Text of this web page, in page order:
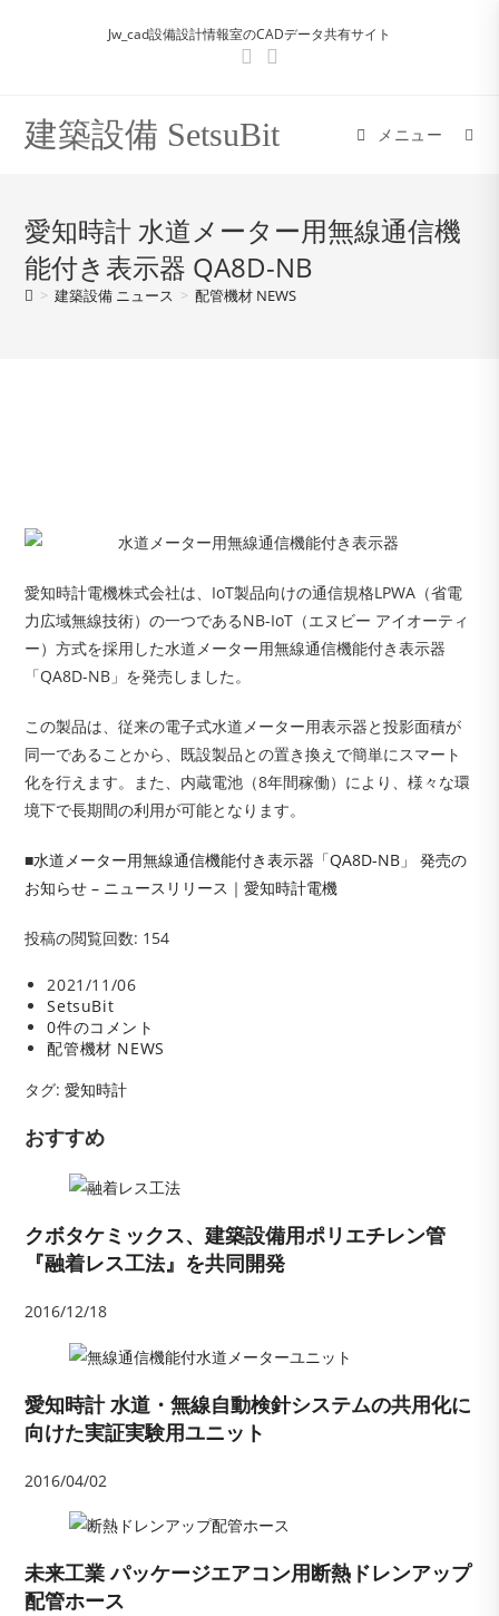
Jw_cad設備設計情報室のCADデータ共有サイト
建築設備 SetsuBit メニュー
愛知時計 水道メーター用無線通信機
能付き表示器 QA8D-NB
> 建築設備 ニュース > 配管機材 NEWS
愛知時計電機株式会社は、IoT製品向けの通信規格LPWA（省電
力広域無線技術）の一つであるNB-IoT（エヌビー アイオーティ
ー）方式を採用した水道メーター用無線通信機能付き表示器
「QA8D-NB」を発売しました。
この製品は、従来の電子式水道メーター用表示器と投影面積が
同一であることから、既設製品との置き換えで簡単にスマート
化を行えます。また、内蔵電池（8年間稼働）により、様々な環
境下で長期間の利用が可能となります。
■水道メーター用無線通信機能付き表示器「QA8D-NB」 発売の
お知らせ – ニュースリリース｜愛知時計電機
投稿の閲覧回数: 154
投
稿
公
開
2021/11/06
投
稿
者:
SetsuBit
投
稿
メ
ト:
0件のコメント
投
カ
ゴ
リ
配管機材 NEWS
タグ:愛知時計
おすすめ
クボタケミックス、建築設備用ポリエチレン管
『融着レス工法』を共同開発
2016/12/18
愛知時計 水道・無線自動検針システムの共用化に
向けた実証実験用ユニット
2016/04/02
未来工業 パッケージエアコン用断熱ドレンアップ
配管ホース